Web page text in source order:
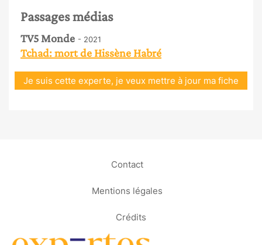
Passages médias
TV5 Monde - 2021
Tchad: mort de Hissène Habré
Je suis cette experte, je veux mettre à jour ma fiche
Contact
Mentions légales
Crédits